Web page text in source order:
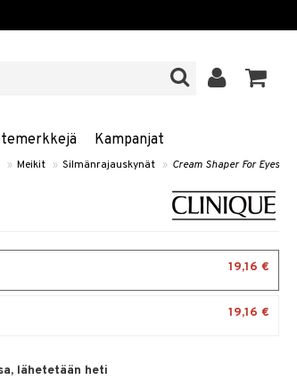
Kampanjat
» Meikit » Silmänrajauskynät » Cream Shaper For Eyes
19,16 €
19,16 €
lähetetään heti